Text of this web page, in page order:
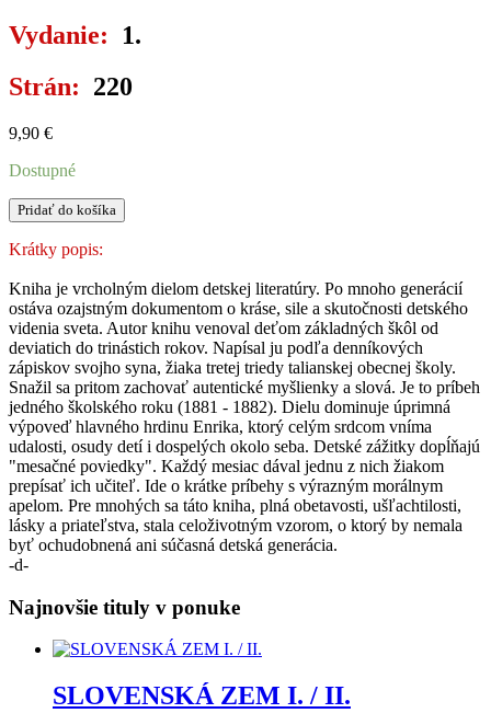
Vydanie: 1.
Strán: 220
9,90 €
Dostupné
množstvo
SRDCE
Pridať do košíka
Krátky popis:
Kniha je vrcholným dielom detskej literatúry. Po mnoho generácií
ostáva ozajstným dokumentom o kráse, sile a skutočnosti detského
videnia sveta. Autor knihu venoval deťom základných škôl od
deviatich do trinástich rokov. Napísal ju podľa denníkových
zápiskov svojho syna, žiaka tretej triedy talianskej obecnej školy.
Snažil sa pritom zachovať autentické myšlienky a slová. Je to príbeh
jedného školského roku (1881 - 1882). Dielu dominuje úprimná
výpoveď hlavného hrdinu Enrika, ktorý celým srdcom vníma
udalosti, osudy detí i dospelých okolo seba. Detské zážitky dopĺňajú
"mesačné poviedky". Každý mesiac dával jednu z nich žiakom
prepísať ich učiteľ. Ide o krátke príbehy s výrazným morálnym
apelom. Pre mnohých sa táto kniha, plná obetavosti, ušľachtilosti,
lásky a priateľstva, stala celoživotným vzorom, o ktorý by nemala
byť ochudobnená ani súčasná detská generácia.
-d-
Najnovšie tituly v ponuke
SLOVENSKÁ ZEM I. / II.